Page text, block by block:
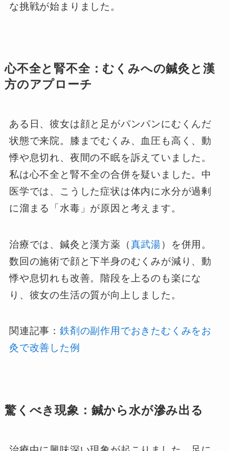
な挑戦が始まりました。
心不全と腎不全：むくみへの鍼灸と漢
方のアプローチ
ある日、彼女は顔と足がパンパンにむくんだ
状態で来院。膝までむくみ、血圧も高く、動
悸や息切れ、夜間の不眠を訴えていました。
私は心不全と腎不全の合併を疑いました。中
医学では、こうした症状は体内に水分が過剰
に溜まる「水毒」が原因と考えます。
治療では、鍼灸と漢方薬（真武湯）を併用。
数回の施術で顔と下半身のむくみが減り、動
悸や息切れも改善。階段を上るのも楽にな
り、彼女の生活の質が向上しました。
関連記事： 鉄剤の副作用でおきたむくみをお
灸で改善した例
驚くべき現象：鍼から水が滲み出る